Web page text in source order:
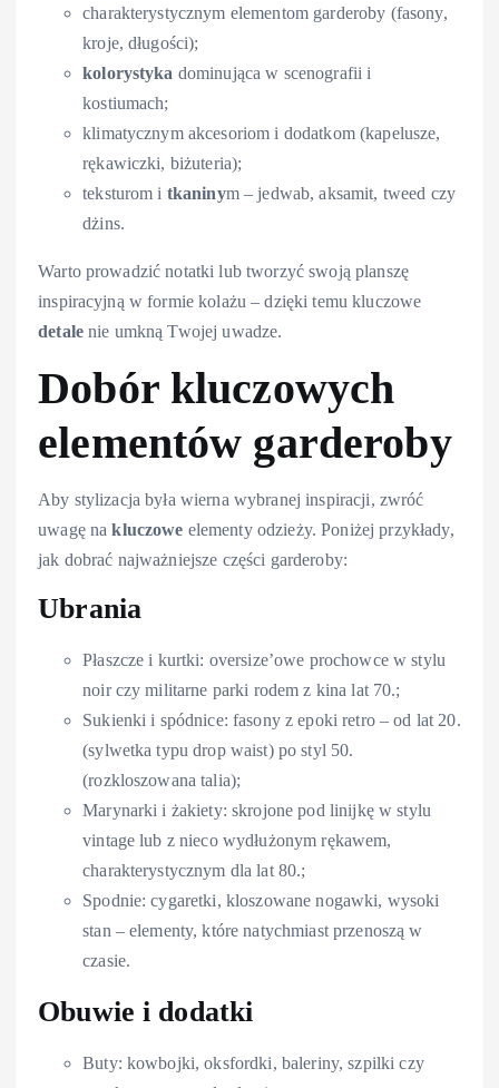
charakterystycznym elementom garderoby (fasony,
kroje, długości);
kolorystyka dominująca w scenografii i
kostiumach;
klimatycznym akcesoriom i dodatkom (kapelusze,
rękawiczki, biżuteria);
teksturom i tkaninym – jedwab, aksamit, tweed czy
dżins.
Warto prowadzić notatki lub tworzyć swoją planszę
inspiracyjną w formie kolażu – dzięki temu kluczowe
detalenie umkną Twojej uwadze.
Dobór kluczowych
elementów garderoby
Aby stylizacja była wierna wybranej inspiracji, zwróć
uwagę nakluczowe elementy odzieży. Poniżej przykłady,
jak dobrać najważniejsze części garderoby:
Ubrania
Płaszcze i kurtki: oversize’owe prochowce w stylu
noir czy militarne parki rodem z kina lat 70.;
Sukienki i spódnice: fasony z epoki retro – od lat 20.
(sylwetka typu drop waist) po styl 50.
(rozkloszowana talia);
Marynarki i żakiety: skrojone pod linijkę w stylu
vintage lub z nieco wydłużonym rękawem,
charakterystycznym dla lat 80.;
Spodnie: cygaretki, kloszowane nogawki, wysoki
stan – elementy, które natychmiast przenoszą w
czasie.
Obuwie i dodatki
Buty: kowbojki, oksfordki, baleriny, szpilki czy